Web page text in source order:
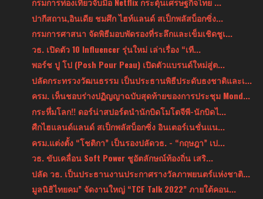
ปากีสถาน,อินเดีย ชมศึก ไฮท์แลนด์ สเป็กพลัสบ็อกซิ่ง...
กรมการศาสนา จัดพิธีมอบพัดรองที่ระลึกและเข็มเชิดชูเ...
วธ. เปิดตัว 10 Influencer รุ่นใหม่ เล่าเรื่อง “เที...
พอร์ช ปู โป (Posh Pour Peau) เปิดตัวแบรนด์ใหม่สู่ต...
ปลัดกระทรวงวัฒนธรรม เป็นประธานพิธีประดับธงชาติและเ...
ครม. เห็นชอบร่างปฏิญญาฉบับสุดท้ายของการประชุม Mond...
กระหึ่มโลก!! ดอร์น่าสปอร์ตนำนักบิดโมโตจีพี-นักบิดไ...
ศืกไฮแลนด์แลนด์ สเป็กพลัสบ็อกซิ่ง อินเตอร์เนชั่นแน...
ครม.แต่งตั้ง “โชติกา” เป็นรองปลัดวธ. - “กฤษฎา” เป...
วธ. ขับเคลื่อน Soft Power ชูอัตลักษณ์ท้องถิ่น เสริ...
ปลัด วธ. เป็นประธานงานประกาศรางวัลภาพยนตร์แห่งชาติ...
มูลนิธิไทยคม” จัดงานใหญ่ “TCF Talk 2022” ภายใต้คอน...